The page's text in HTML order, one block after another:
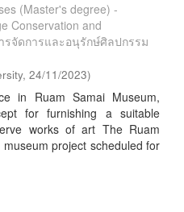
(Master's degree) -
Conservation and
รจัดการและอนุรักษ์ศิลปกรรม
, 24/11/2023)
in Ruam Samai Museum,
for furnishing a suitable
works of art The Ruam
project scheduled for